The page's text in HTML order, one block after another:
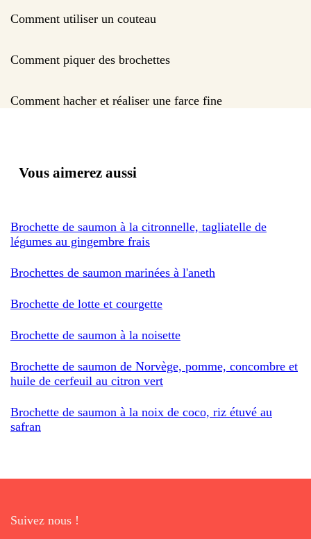
Comment utiliser un couteau
Comment piquer des brochettes
Comment hacher et réaliser une farce fine
Vous aimerez aussi
Brochette de saumon à la citronnelle, tagliatelle de
légumes au gingembre frais
Brochettes de saumon marinées à l'aneth
Brochette de lotte et courgette
Brochette de saumon à la noisette
Brochette de saumon de Norvège, pomme, concombre et
huile de cerfeuil au citron vert
Brochette de saumon à la noix de coco, riz étuvé au
safran
Suivez nous !